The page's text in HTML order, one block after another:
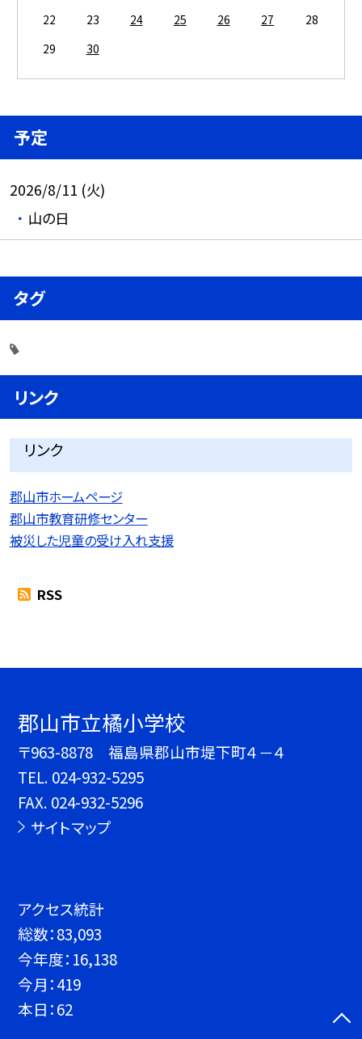
22
23 24 25 26 27
28
29
30
予定
2026/8/11 (火)
山の日
タグ
リンク
リンク
郡山市ホームページ
郡山市教育研修センター
被災した児童の受け入れ支援
RSS
郡山市立橘小学校
〒963-8878 福島県郡山市堤下町４－４
TEL. 024-932-5295
FAX. 024-932-5296
サイトマップ
アクセス統計
総数：83,093
今年度： 16,138
今月：419
本日：62